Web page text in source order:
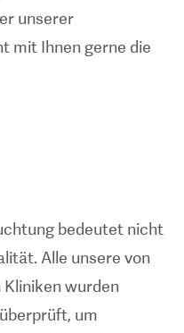
unserer
mit Ihnen gerne die
bedeutet nicht
Alle unsere von
Kliniken wurden
um